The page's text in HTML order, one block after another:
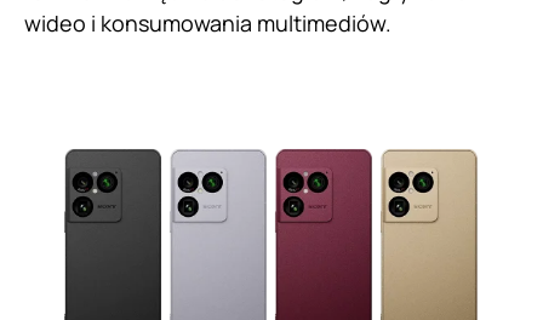
wideo i konsumowania multimediów.